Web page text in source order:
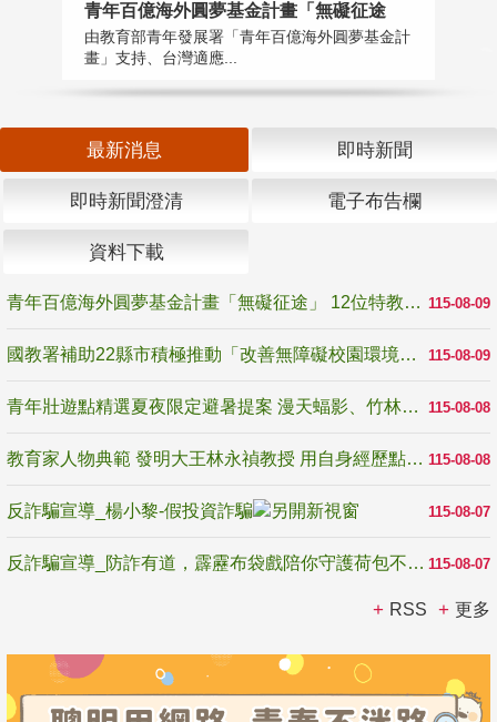
青年百億海外圓夢基金計畫「無礙征途
由教育部青年發展署「青年百億海外圓夢基金計
畫」支持、台灣適應...
最新消息 即時新聞
即時新聞澄清 電子布告欄
資料下載
115-08-09
青年百億海外圓夢基金計畫「無礙征途」 12位特教與弱勢青年勇闖西班牙 跨越感官限制見證生命蛻變
115-08-09
國教署補助22縣市積極推動「改善無障礙校園環境計畫」 打造友善、安全、無礙學習空間
115-08-08
青年壯遊點精選夏夜限定避暑提案 漫天蝠影、竹林尋蛙、茶香夜觀 邀青年暮色出發
115-08-08
教育家人物典範 發明大王林永禎教授 用自身經歷點亮學生的路
115-08-07
反詐騙宣導_楊小黎-假投資詐騙
115-08-07
反詐騙宣導_防詐有道，霹靂布袋戲陪你守護荷包不受騙
RSS 更多